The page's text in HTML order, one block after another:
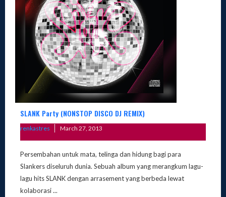
SLANK Party (NONSTOP DISCO DJ REMIX)
renkastres
Posted
March 27, 2013
Persembahan untuk mata, telinga dan hidung bagi para
Slankers diseluruh dunia. Sebuah album yang merangkum lagu-
lagu hits SLANK dengan arrasement yang berbeda lewat
kolaborasi ...